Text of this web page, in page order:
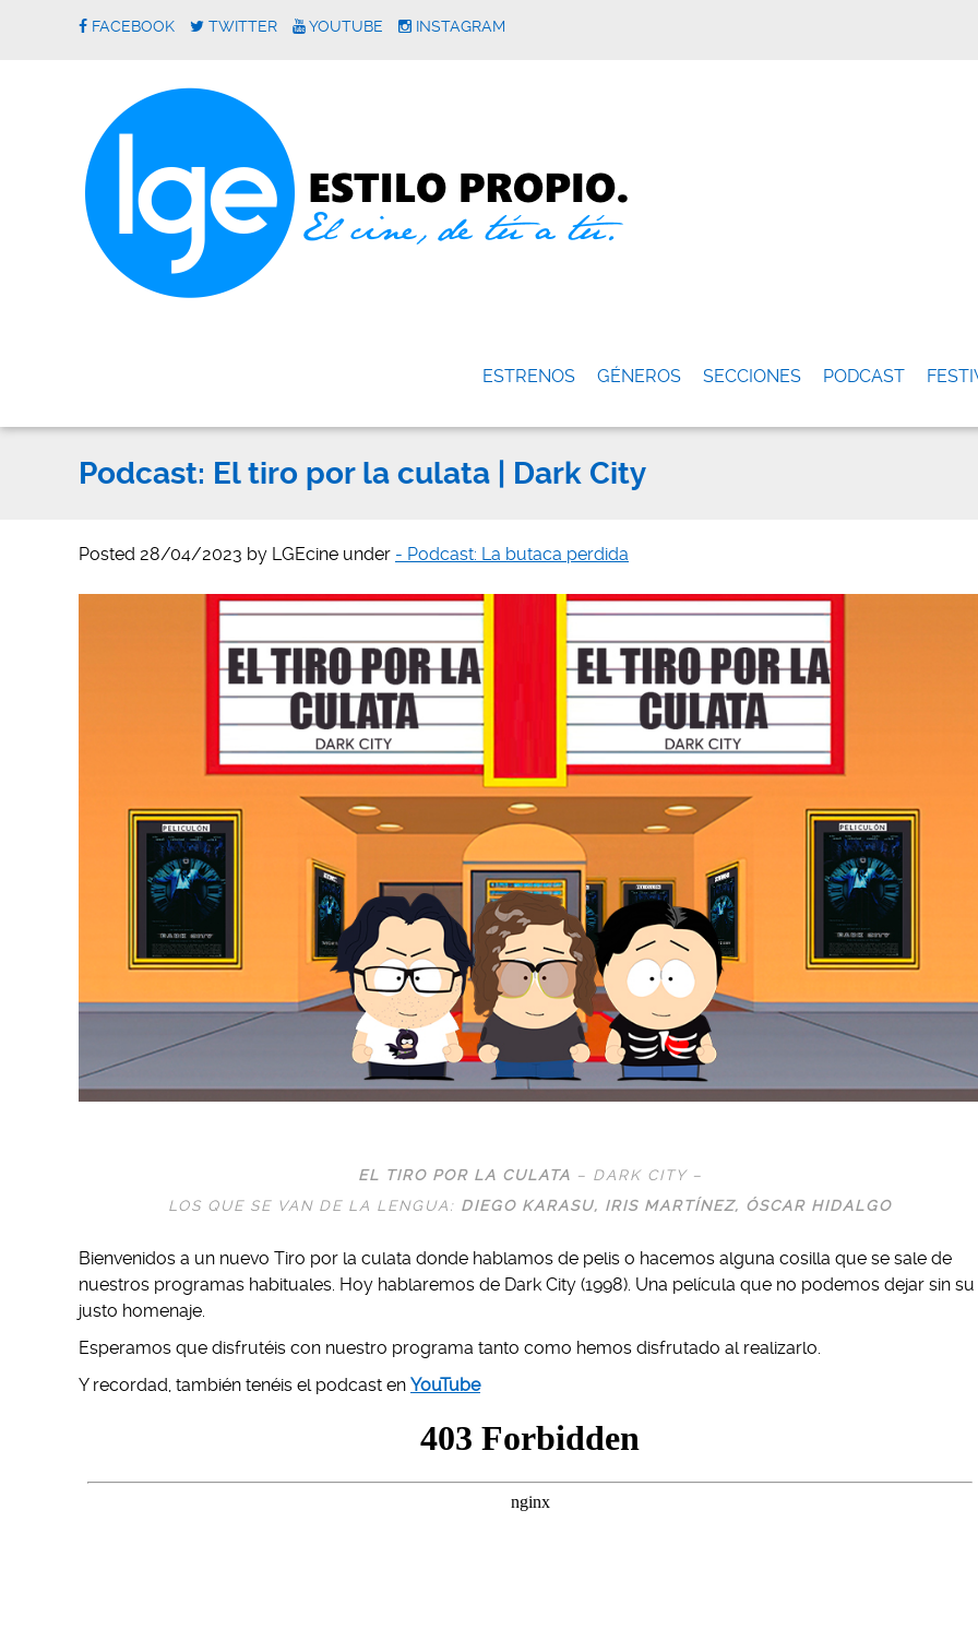
FACEBOOK TWITTER YOUTUBE INSTAGRAM
ESTRENOS GÉNEROS SECCIONES PODCAST
Podcast: El tiro por la culata | Dark City
Posted 28/04/2023 by LGEcine under - Podcast: La butaca perdida
EL TIRO POR LA CULATA – DARK CITY –
LOS QUE SE VAN DE LA LENGUA: DIEGO KARASU, IRIS MARTÍNEZ, ÓSCAR HIDALGO
Bienvenidos a un nuevo Tiro por la culata donde hablamos de pelis o hacemos alguna cosilla que se sale de
nuestros programas habituales. Hoy hablaremos de Dark City (1998). Una película que no podemos dejar sin su
justo homenaje.
Esperamos que disfrutéis con nuestro programa tanto como hemos disfrutado al realizarlo.
Y recordad, también tenéis el podcast en YouTube